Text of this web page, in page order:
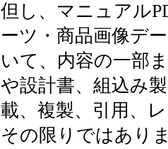
但し、マニュアル
ーツ・商品画像デ
いて、内容の一部
や設計書、組込み
載、複製、引用、
その限りではあり